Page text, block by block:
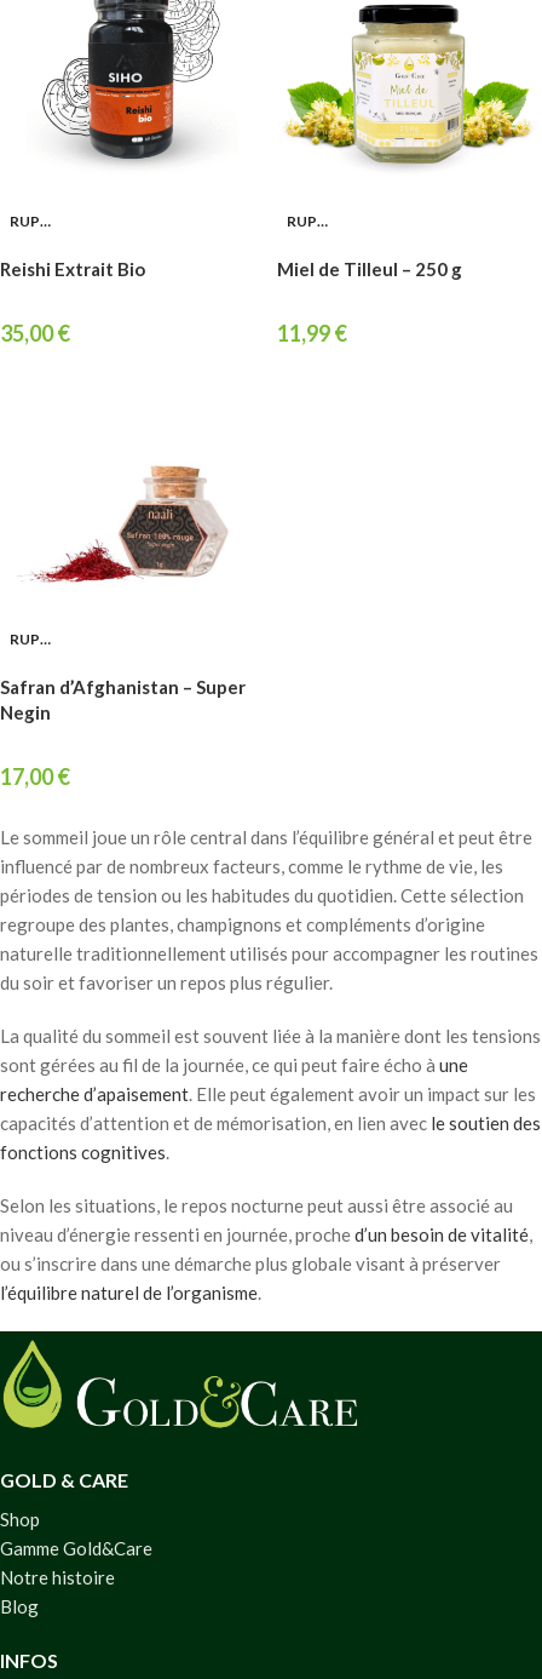
RUPTURE
Reishi Extrait Bio
35,00€
RUPTURE
Miel de Tilleul – 250 g
11,99€
RUPTURE
Safran d’Afghanistan – Super
Negin
17,00€
Le sommeil joue un rôle central dans l’équilibre général et peut être
influencé par de nombreux facteurs, comme le rythme de vie, les
périodes de tension ou les habitudes du quotidien. Cette sélection
regroupe des plantes, champignons et compléments d’origine
naturelle traditionnellement utilisés pour accompagner les routines
du soir et favoriser un repos plus régulier.
La qualité du sommeil est souvent liée à la manière dont les tensions
sont gérées au fil de la journée, ce qui peut faire écho à une
recherche d’apaisement. Elle peut également avoir un impact sur les
capacités d’attention et de mémorisation, en lien avec le soutien des
fonctions cognitives.
Selon les situations, le repos nocturne peut aussi être associé au
niveau d’énergie ressenti en journée, proched’un besoin de vitalité,
ou s’inscrire dans une démarche plus globale visant à préserver
l’équilibre naturel de l’organisme.
GOLD & CARE
Shop
Gamme Gold&Care
Notre histoire
Blog
INFOS